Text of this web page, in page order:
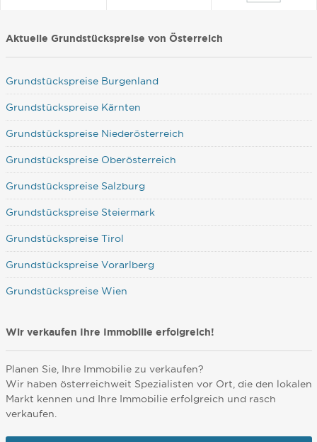
Aktuelle Grundstückspreise von Österreich
Grundstückspreise Burgenland
Grundstückspreise Kärnten
Grundstückspreise Niederösterreich
Grundstückspreise Oberösterreich
Grundstückspreise Salzburg
Grundstückspreise Steiermark
Grundstückspreise Tirol
Grundstückspreise Vorarlberg
Grundstückspreise Wien
Wir verkaufen Ihre Immobilie erfolgreich!
Planen Sie, Ihre Immobilie zu verkaufen?
Wir haben österreichweit Spezialisten vor Ort, die den lokalen
Markt kennen und Ihre Immobilie erfolgreich und rasch
verkaufen.